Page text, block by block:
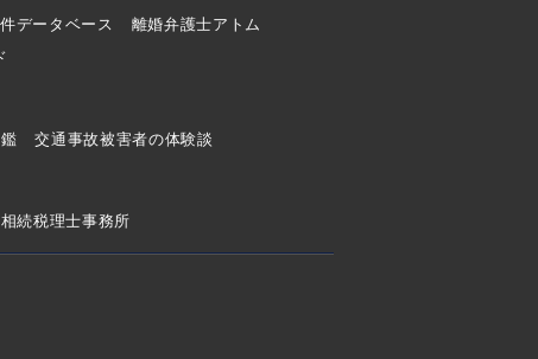
データベース
離婚弁護士アトム
交通事故被害者の体験談
続税理士事務所